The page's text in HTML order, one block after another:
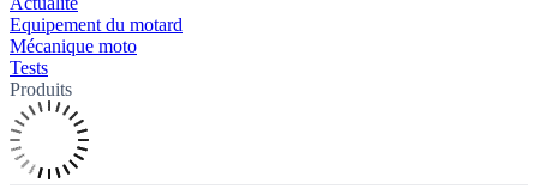
Equipement du motard
Mécanique moto
Tests
Produits